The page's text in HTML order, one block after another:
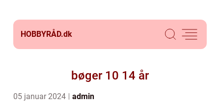
HOBBYRÅD.dk
bøger 10 14 år
05 januar 2024 admin